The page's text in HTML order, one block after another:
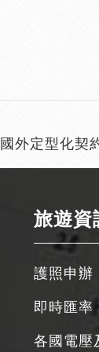
國外定型化契
旅遊資
護照申辦
即時匯率
各國電壓